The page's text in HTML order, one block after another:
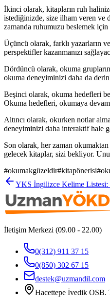
İkinci olarak, kitapların ruh
istediğinizde, size ilham veren ve
zamanda ruhumuzu beslemek için
Üçüncü olarak, farklı yazarların
perspektifler kazanmanızı
Dördüncü olarak, okuma
okuma deneyiminizi daha da
Beşinci olarak, okuma hedefleri
Okuma hedefleri, okumaya
Altıncı olarak, okurken notlar
deneyiminizi daha interaktif hale
Son olarak, her zaman
gelecek kitaplar, sizi bekliyor.
#okumakgüzeldir#kitapönerisi#
YKS İngilizce Kelime Listesi:
İletişim Merkezi (09.00 - 22.00)
0(312) 911 37 15
0(850) 302 67 15
destek@uzmandil.com
Hacettepe İvedik